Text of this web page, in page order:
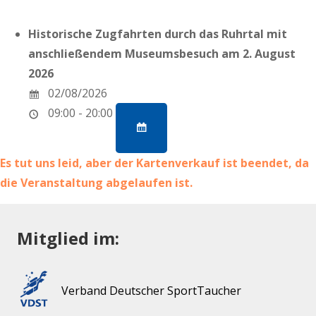
Historische Zugfahrten durch das Ruhrtal mit
anschließendem Museumsbesuch am 2. August
2026
02/08/2026
09:00 - 20:00
Es tut uns leid, aber der Kartenverkauf ist beendet, da
die Veranstaltung abgelaufen ist.
Mitglied im:
Verband Deutscher SportTaucher